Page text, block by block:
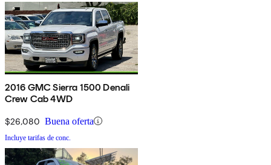
2016 GMC Sierra 1500 Denali
Crew Cab 4WD
$26,080 Buena oferta
Incluye tarifas de conc.